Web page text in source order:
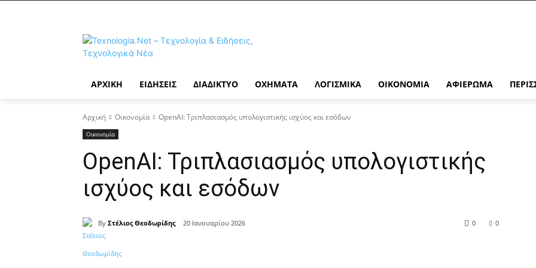
ΑΡΧΙΚΉ ΕΙΔΉΣΕΙΣ ΔΙΑΔΊΚΤΥΟ ΟΧΉΜΑΤΑ ΛΟΓΙΣΜΙΚΆ ΟΙΚΟΝΟΜΊΑ ΑΦΙΈΡΩΜΑ
Αρχική Οικονομία OpenAI: Τριπλασιασμός υπολογιστικής ισχύος και εσόδων
Οικονομία
OpenAI: Τριπλασιασμός υπολογιστικής
ισχύος και εσόδων
By Στέλιος Θεοδωρίδης 20 Ιανουαρίου 2026 0
0
Κοινοποίηση